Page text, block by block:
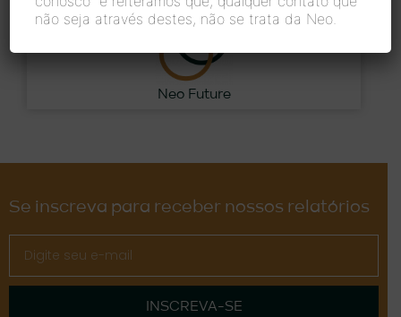
Neo Future
Se inscreva para receber nossos relatórios
INSCREVA-SE
não seja através destes, não se trata da Neo.